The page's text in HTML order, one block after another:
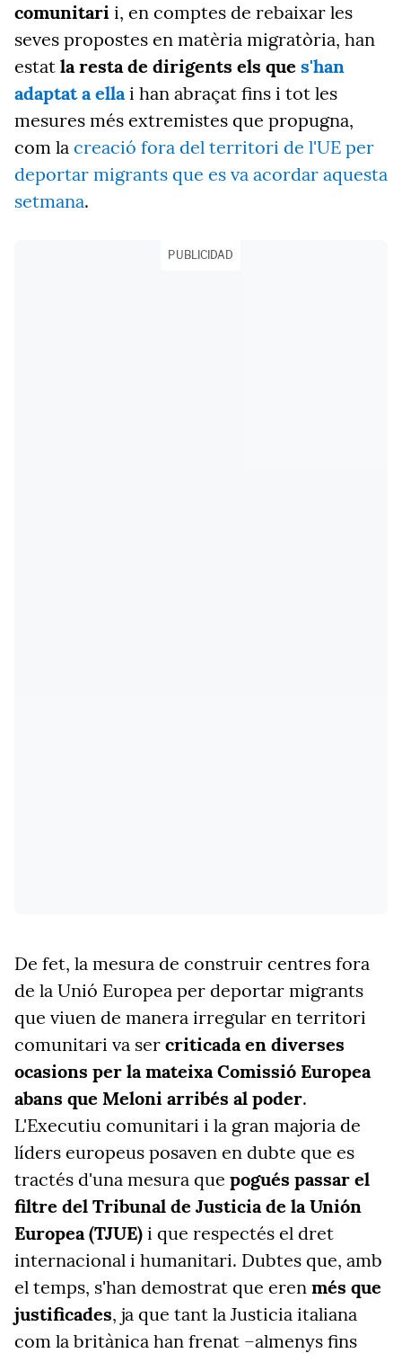
comunitari i, en comptes de rebaixar les
seves propostes en matèria migratòria, han
estat la resta de dirigents els que s'han
adaptat a ellai han abraçat fins i tot les
mesures més extremistes que propugna,
com la creació fora del territori de l'UE per
deportar migrants que es va acordar aquesta
setmana.
PUBLICIDAD
De fet, la mesura de construir centres fora
de la Unió Europea per deportar migrants
que viuen de manera irregular en territori
comunitari va ser criticada en diverses
ocasions per la mateixa Comissió Europea
abans que Meloni arribés al poder.
L'Executiu comunitari i la gran majoria de
líders europeus posaven en dubte que es
tractés d'una mesura que pogués passar el
filtre del Tribunal de Justicia de la Unión
Europea (TJUE) i que respectés el dret
internacional i humanitari. Dubtes que, amb
el temps, s'han demostrat que eren més que
justificades, ja que tant la Justicia italiana
com la britànica han frenat –almenys fins